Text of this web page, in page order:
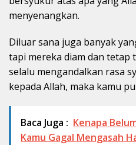
menyenangkan.
Diluar sana juga banyak
tapi mereka diam dan tetap
selalu mengandalkan rasa
kepada Allah, maka kamu
Baca Juga : Kenapa
Kamu Gagal Mengasah